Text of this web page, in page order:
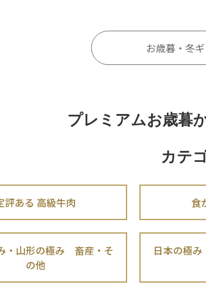
お歳暮・冬
プレミアムお歳暮
カテ
評ある 高級牛肉 食
・山形の極み 畜産・そ
の他
日本の極